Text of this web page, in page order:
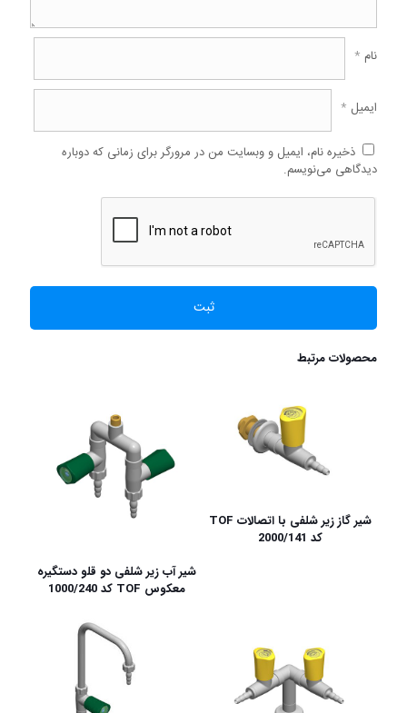
نام *
ایمیل *
ذخیره نام، ایمیل و وبسایت من در مرورگر برای زمانی که دوباره
دیدگاهی می‌نویسم.
محصولات مرتبط
شیر گاز زیر شلفی با اتصالات TOF
کد 2000/141
شیر آب زیر شلفی دو قلو دستگیره
معکوس TOF کد 1000/240